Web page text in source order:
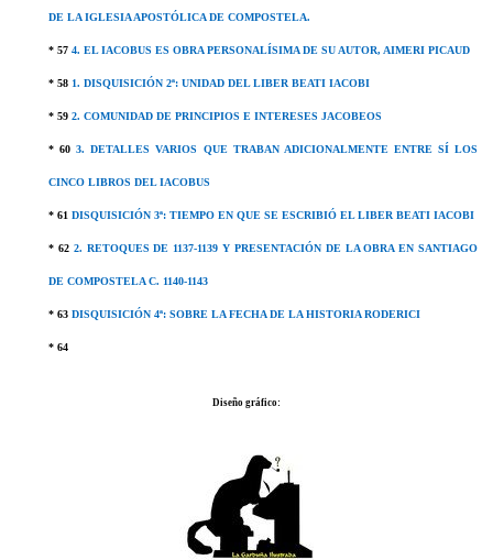
DE LA IGLESIA APOSTÓLICA DE COMPOSTELA.
* 57 4. EL IACOBUS ES OBRA PERSONALÍSIMA DE SU AUTOR, AIMERI PICAUD
* 58 1. DISQUISICIÓN 2ª: UNIDAD DEL LIBER BEATI IACOBI
* 59 2. COMUNIDAD DE PRINCIPIOS E INTERESES JACOBEOS
* 603. DETALLES VARIOS QUE TRABAN ADICIONALMENTE ENTRE SÍ LOS
CINCO LIBROS DEL IACOBUS
* 61 DISQUISICIÓN 3ª: TIEMPO EN QUE SE ESCRIBIÓ EL LIBER BEATI IACOBI
* 62 2. RETOQUES DE 1137-1139 Y PRESENTACIÓN DE LA OBRA EN SANTIAGO
DE COMPOSTELA C. 1140-1143
* 63 DISQUISICIÓN 4ª: SOBRE LA FECHA DE LA HISTORIA RODERICI
* 64
Diseño gráfico: